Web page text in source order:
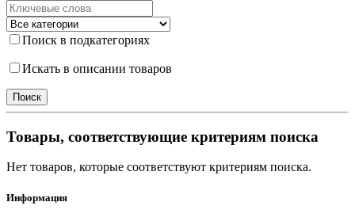
Поиск в подкатегориях
Искать в описании товаров
Товары, соответствующие критериям поиска
Нет товаров, которые соответствуют критериям поиска.
Информация